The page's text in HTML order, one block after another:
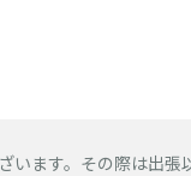
ます。その際は出張